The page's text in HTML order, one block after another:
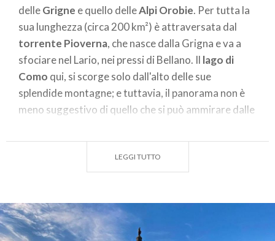
delleGrigne e quello delleAlpi Orobie. Per tutta la
sua lunghezza (circa 200 km²) è attraversata dal
torrente Pioverna, che nasce dalla Grigna e va a
sfociare nel Lario, nei pressi di Bellano. Il lago di
Como qui, si scorge solo dall'alto delle sue
splendide montagne; e tuttavia, il panorama non è
meno suggestivo di quello che si può ammirare dalle
giurisdizione dell’arcivescovo di Milano. E quindi dai
Visconti e dagli Sforza. Attraversata, dal XVI
secolo, dal susseguirsi delle dominazioni da parte di
LEGGI TUTTO